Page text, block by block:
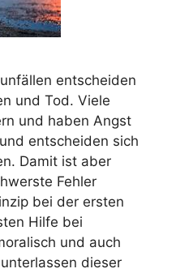
entscheiden
und Tod. Viele
und haben Angst
entscheiden sich
Damit ist aber
Fehler
bei der ersten
Hilfe bei
und auch
dieser